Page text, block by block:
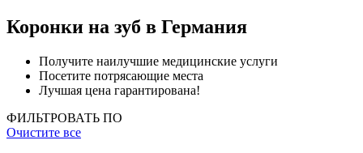
Коронки на зуб в Германия
Получите наилучшие медицинские услуги
Посетите потрясающие места
Лучшая цена гарантирована!
ФИЛЬТРОВАТЬ ПО
Очистите все